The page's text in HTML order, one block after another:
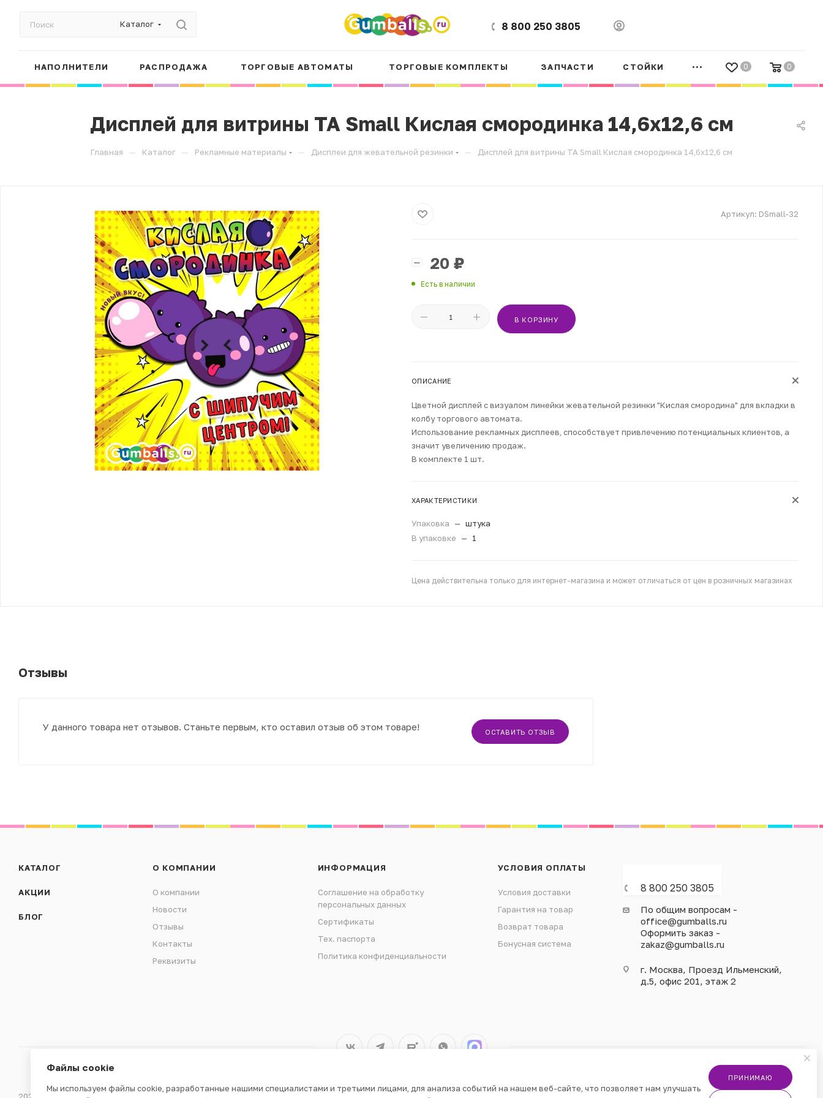
Каталог 8 800 250 3805
0 0
НАПОЛНИТЕЛИ РАСПРОДАЖА ТОРГОВЫЕ АВТОМАТЫ ТОРГОВЫЕ КОМПЛЕКТЫ ЗАПЧАСТИ СТОЙКИ
Дисплей для витрины ТА Small Кислая смородинка 14,6x12,6 см
Главная — Каталог — Рекламные материалы — Дисплеи для жевательной резинки — Дисплей для витрины ТА Small Кислая смородинка 14,6x12,6 см
Артикул: DSmall-32
20 ₽
Есть в наличии
В КОРЗИНУ
ОПИСАНИЕ
Цветной дисплей с визуалом линейки жевательной резинки "Кислая смородина" для вкладки в
колбу торгового автомата.
Использование рекламных дисплеев, способствует привлечению потенциальных клиентов, а
значит увеличению продаж.
В комплекте 1 шт.
ХАРАКТЕРИСТИКИ
Упаковка — штука
В упаковке
— 1
Цена действительна только для интернет-магазина и может отличаться от цен в розничных магазинах
Отзывы
ОСТАВИТЬ ОТЗЫВ
У данного товара нет отзывов. Станьте первым, кто оставил отзыв об этом товаре!
КАТАЛОГ
АКЦИИ
БЛОГ
О КОМПАНИИ
О компании
Новости
Отзывы
Контакты
Реквизиты
ИНФОРМАЦИЯ
Соглашение на обработку
персональных данных
Сертификаты
Тех. паспорта
Политика конфиденциальности
УСЛОВИЯ ОПЛАТЫ
Условия доставки
Гарантия на товар
Возврат товара
Бонусная система
8 800 250 3805
По общим вопросам -
office@gumballs.ru
Оформить заказ -
zakaz@gumballs.ru
г. Москва, Проезд Ильменский,
д.5, офис 201, этаж 2
Файлы cookie
Мы используем файлы cookie, разработанные нашими специалистами и третьими лицами, для анализа событий на нашем веб-сайте, что позволяет нам улучшать
ПРИНИМАЮ